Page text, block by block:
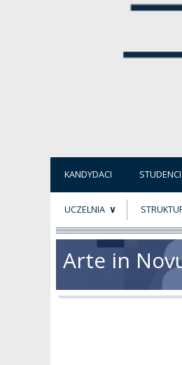
KANDYDACI STUDENCI
UCZELNIA
ORGANY
WŁADZE
Arte in